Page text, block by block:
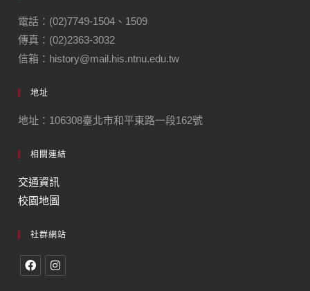
電話：(02)7749-1504、1509
傳真：(02)2363-3032
信箱：history@mail.his.ntnu.edu.tw
地址
地址：106308臺北市和平東路一段162號
相關連結
交通資訊
校園地圖
社群網站